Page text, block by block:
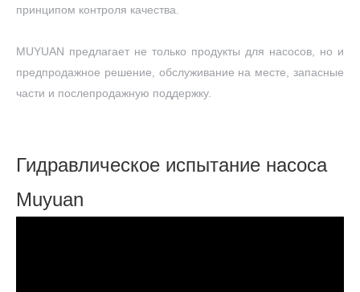
принципом контроля качества.
MUYUAN предлагает не только продукты для насосов, но и
предпродажное решение, обслуживание на месте, запасные
части и послепродажную поддержку.
Гидравлическое испытание насоса
Muyuan